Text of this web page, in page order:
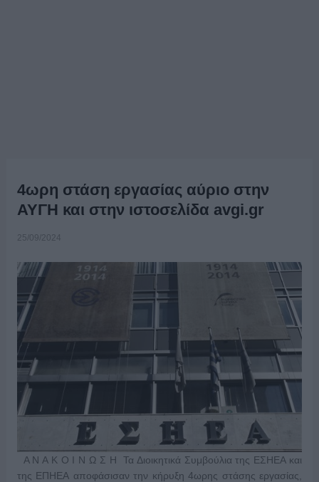
4ωρη στάση εργασίας αύριο στην
ΑΥΓΗ και στην ιστοσελίδα avgi.gr
25/09/2024
Α Ν Α Κ Ο Ι Ν Ω Σ Η Τα Διοικητικά Συμβούλια της ΕΣΗΕΑ και
της ΕΠΗΕΑ αποφάσισαν την κήρυξη 4ωρης στάσης εργασίας,